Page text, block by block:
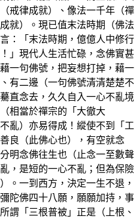
戒律成就）、像法一千年（禪
就）。現已值末法時期（佛法
：「末法時期，億億人中修行
」現代人生活忙碌，念佛實甚
一句佛號，把妄想打掉，藉一
有二邊（一句佛號清清楚楚不
直念去，久久自入一心不亂境
相當於禪宗的「大徹大
亂）亦易得成！縱使不到「工
良（此佛心也），有空就念
明念佛往生也（止念一至數聲
，是短的一心不亂；但為保險
。一到西方，決定一生不退，
陀佛四十八願，願願加持，事
謂「三根普被」正是（上根、